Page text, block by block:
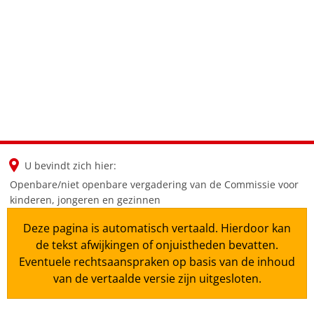
U bevindt zich hier:
Openbare/niet openbare vergadering van de Commissie voor
kinderen, jongeren en gezinnen
Deze pagina is automatisch vertaald. Hierdoor kan
de tekst afwijkingen of onjuistheden bevatten.
Eventuele rechtsaanspraken op basis van de inhoud
van de vertaalde versie zijn uitgesloten.